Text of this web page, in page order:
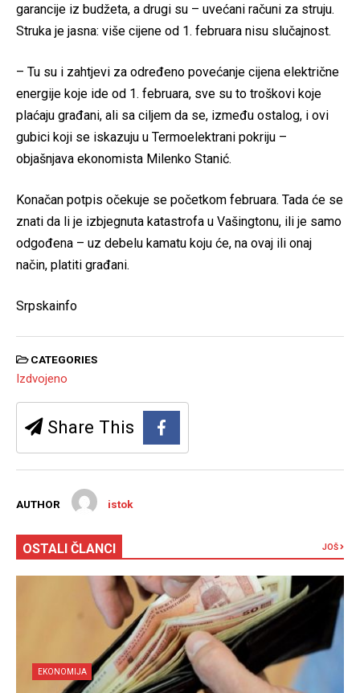
garancije iz budžeta, a drugi su – uvećani računi za struju.
Struka je jasna: više cijene od 1. februara nisu slučajnost.
– Tu su i zahtjevi za određeno povećanje cijena električne
energije koje ide od 1. februara, sve su to troškovi koje
plaćaju građani, ali sa ciljem da se, između ostalog, i ovi
gubici koji se iskazuju u Termoelektrani pokriju –
objašnjava ekonomista Milenko Stanić.
Konačan potpis očekuje se početkom februara. Tada će se
znati da li je izbjegnuta katastrofa u Vašingtonu, ili je samo
odgođena – uz debelu kamatu koju će, na ovaj ili onaj
način, platiti građani.
Srpskainfo
CATEGORIES
Izdvojeno
Share This
AUTHOR istok
OSTALI ČLANCI JOŠ
EKONOMIJA